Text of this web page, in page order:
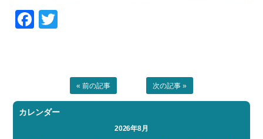
Facebook
« 前の記事 次の記事 »
カレンダー
2026年8月